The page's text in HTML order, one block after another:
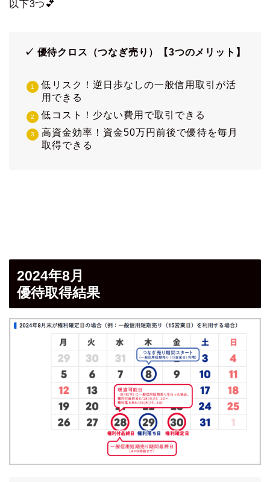
以下3つ💕
✓ 優待クロス（つなぎ売り）【3つのメリット】
低リスク！逆日歩なしの一般信用取引が活
用できる
低コスト！少ない費用で取引できる
高資金効率！資金50万円前後で優待を毎月
取得できる
2024年8月
優待取得結果